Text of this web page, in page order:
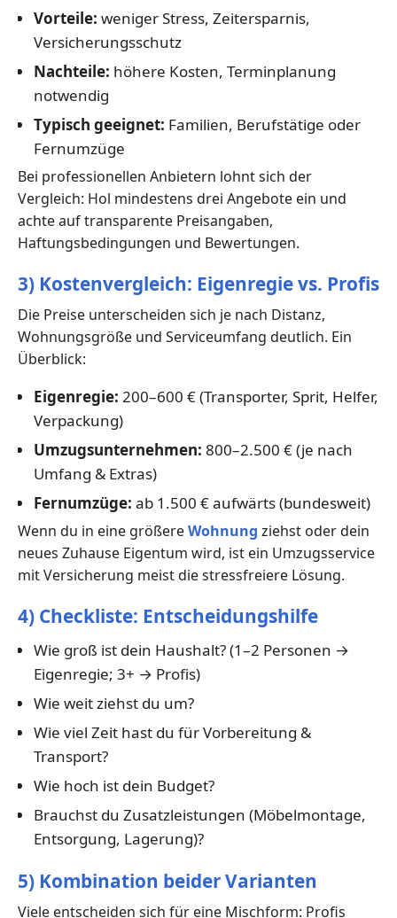
Vorteile: weniger Stress, Zeitersparnis,
Versicherungsschutz
Nachteile: höhere Kosten, Terminplanung
notwendig
Typisch geeignet: Familien, Berufstätige oder
Fernumzüge
Bei professionellen Anbietern lohnt sich der
Vergleich: Hol mindestens drei Angebote ein und
achte auf transparente Preisangaben,
Haftungsbedingungen und Bewertungen.
3) Kostenvergleich: Eigenregie vs. Profis
Die Preise unterscheiden sich je nach Distanz,
Wohnungsgröße und Serviceumfang deutlich. Ein
Überblick:
Eigenregie: 200–600 € (Transporter, Sprit, Helfer,
Verpackung)
Umzugsunternehmen: 800–2.500 € (je nach
Umfang & Extras)
Fernumzüge: ab 1.500 € aufwärts (bundesweit)
Wenn du in eine größereWohnung ziehst oder dein
neues Zuhause Eigentum wird, ist ein Umzugsservice
mit Versicherung meist die stressfreiere Lösung.
4) Checkliste: Entscheidungshilfe
Wie groß ist dein Haushalt? (1–2 Personen →
Eigenregie; 3+ → Profis)
Wie weit ziehst du um?
Wie viel Zeit hast du für Vorbereitung &
Transport?
Wie hoch ist dein Budget?
Brauchst du Zusatzleistungen (Möbelmontage,
Entsorgung, Lagerung)?
5) Kombination beider Varianten
Viele entscheiden sich für eine Mischform: Profis